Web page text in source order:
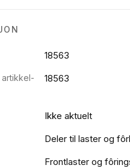
18563
18563
Ikke aktuelt
Deler til laster og
Frontlaster og